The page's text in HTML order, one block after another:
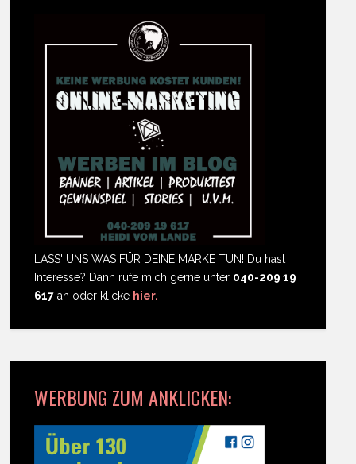
LASS' UNS WAS FÜR DEINE MARKE TUN! Du hast
Interesse? Dann rufe mich gerne unter 040-209 19
617 an oder klicke hier.
WERBUNG ZUM ANKLICKEN: